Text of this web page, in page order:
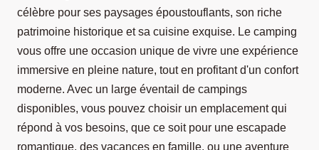
célèbre pour ses paysages époustouflants, son riche
patrimoine historique et sa cuisine exquise. Le camping
vous offre une occasion unique de vivre une expérience
immersive en pleine nature, tout en profitant d'un confort
moderne. Avec un large éventail de campings
disponibles, vous pouvez choisir un emplacement qui
répond à vos besoins, que ce soit pour une escapade
romantique, des vacances en famille, ou une aventure